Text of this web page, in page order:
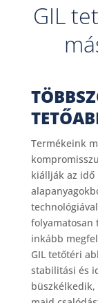
GIL
Termékeink
kiállják az idő
folyamatosan
inkább
GIL tetőtéri
stabilitási és
büszkélkedik,